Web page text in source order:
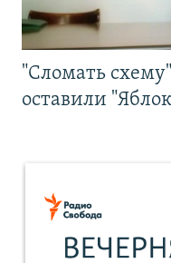
"Сломать
оставили